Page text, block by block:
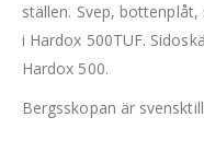
ställen. Svep,
i Hardox 500TUF.
Hardox 500.
Bergsskopan är